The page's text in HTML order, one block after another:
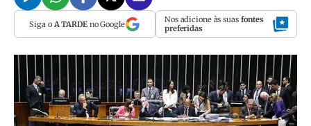
Siga o A TARDEno Google Nos adicione às suas fontes
preferidas